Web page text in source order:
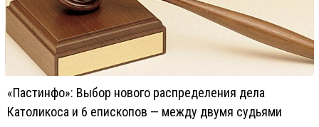
«Пастинфо»: Выбор нового распределения дела
Католикоса и 6 епископов — между двумя судьями